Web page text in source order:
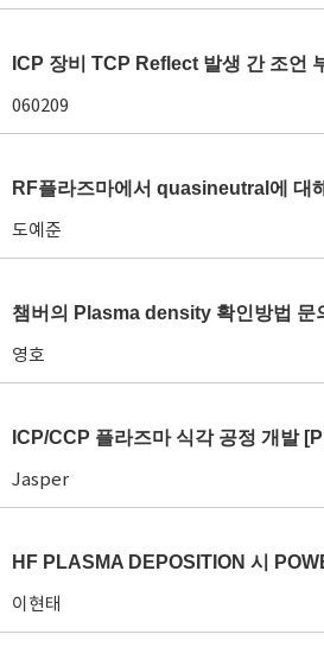
ICP 장비 TCP Reflect 발생 간 조언
060209
도예준
영호
Jasper
이현태